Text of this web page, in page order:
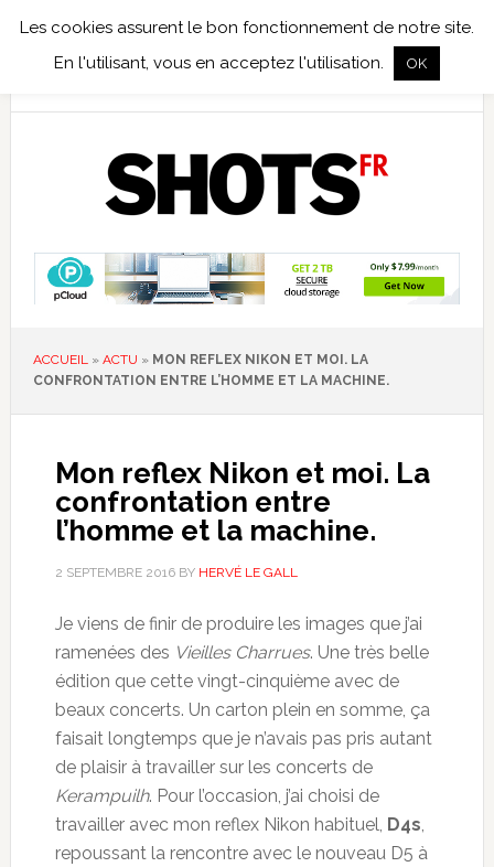
ACCUEIL » ACTU » MON REFLEX NIKON ET MOI. LA
CONFRONTATION ENTRE L’HOMME ET LA MACHINE.
Mon reflex Nikon et moi. La
confrontation entre
l’homme et la machine.
2 SEPTEMBRE 2016BY HERVÉ LE GALL
Je viens de finir de produire les images que j’ai
ramenées des Vieilles Charrues. Une très belle
édition que cette vingt-cinquième avec de
beaux concerts. Un carton plein en somme, ça
faisait longtemps que je n’avais pas pris autant
de plaisir à travailler sur les concerts de
Kerampuilh. Pour l’occasion, j’ai choisi de
travailler avec mon reflex Nikon habituel, D4s
repoussant la rencontre avec le nouveau D5 à
Les cookies assurent le bon fonctionnement de notre site.
En l'utilisant, vous en acceptez l'utilisation.
OK